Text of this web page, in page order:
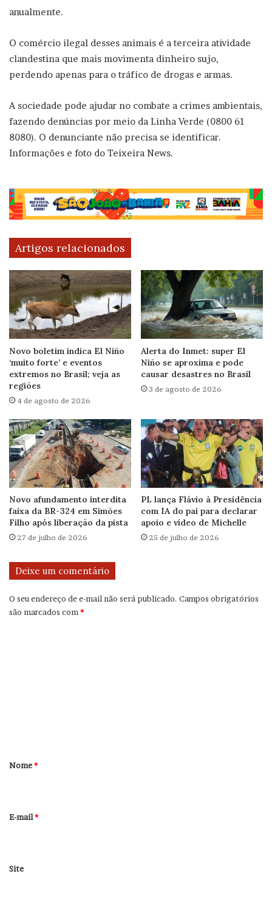
anualmente.
O comércio ilegal desses animais é a terceira atividade
clandestina que mais movimenta dinheiro sujo,
perdendo apenas para o tráfico de drogas e armas.
A sociedade pode ajudar no combate a crimes ambientais,
fazendo denúncias por meio da Linha Verde (0800 61
8080). O denunciante não precisa se identificar.
Informações e foto do Teixeira News.
Artigos relacionados
Novo boletim indica El Niño
‘muito forte’ e eventos
extremos no Brasil; veja as
regiões
4 de agosto de 2026
Alerta do Inmet: super El
Niño se aproxima e pode
causar desastres no Brasil
3 de agosto de 2026
Novo afundamento interdita
faixa da BR-324 em Simões
Filho após liberação da pista
27 de julho de 2026
PL lança Flávio à Presidência
com IA do pai para declarar
apoio e vídeo de Michelle
25 de julho de 2026
Deixe um comentário
O seu endereço de e-mail não será publicado. Campos obrigatórios
são marcados com*
r
*
Nome*
E-mail*
Site